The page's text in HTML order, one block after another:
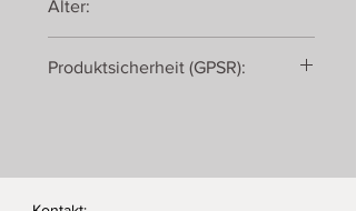
Alter:
Produktsicherheit (GPSR):
Germany